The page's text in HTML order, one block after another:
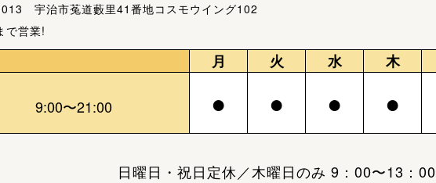
宇治市菟道藪里41番地コスモウイング102
で営業!
月 火 水 木
9:00〜21:00 ● ● ● ●
日曜日・祝日定休／木曜日のみ 9：00〜13：00